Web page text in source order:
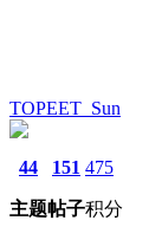
TOPEET_Sun
44
主题
151
帖子
475
积分